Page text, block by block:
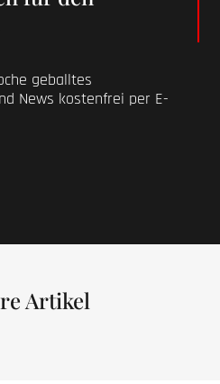
geballtes
News kostenfrei per E-
Artikel